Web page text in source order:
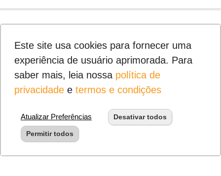
Este site usa cookies para fornecer uma
experiência de usuário aprimorada. Para
saber mais, leia nossa política de
privacidadee termos e condições
Atualizar Preferências Desativar todos
Permitir todos